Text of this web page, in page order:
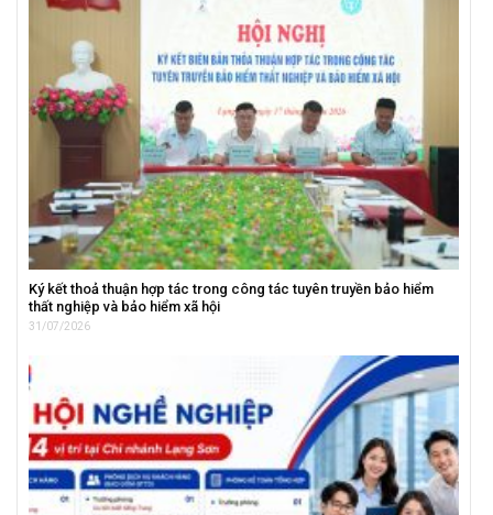
Ký kết thoả thuận hợp tác trong công tác tuyên truyền bảo hiểm
thất nghiệp và bảo hiểm xã hội
31/07/2026